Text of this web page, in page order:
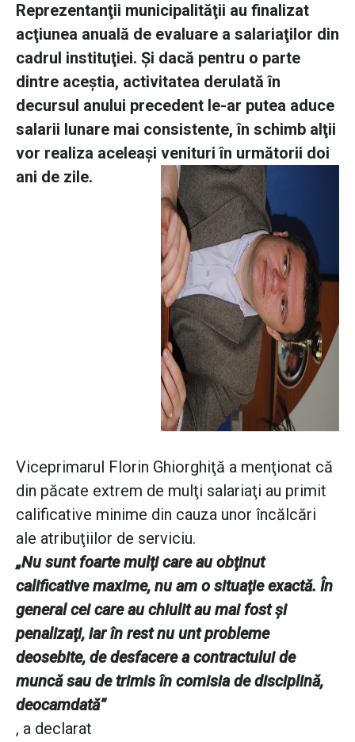
Reprezentanţii municipalităţii au finalizat
acţiunea anuală de evaluare a salariaţilor din
cadrul instituţiei. Şi dacă pentru o parte
dintre aceştia, activitatea derulată în
decursul anului precedent le-ar putea aduce
salarii lunare mai consistente, în schimb alţii
vor realiza aceleaşi venituri în următorii doi
ani de zile.
Viceprimarul Florin Ghiorghiţă a menţionat că
din păcate extrem de mulţi salariaţi au primit
calificative minime din cauza unor încălcări
ale atribuţiilor de serviciu.
„Nu sunt foarte mulţi care au obţinut
calificative maxime, nu am o situaţie exactă. În
general cei care au chiulit au mai fost şi
penalizaţi, iar în rest nu unt probleme
deosebite, de desfacere a contractului de
muncă sau de trimis în comisia de disciplină,
deocamdată”
, a declarat